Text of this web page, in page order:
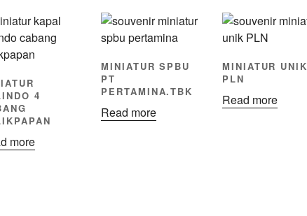
4
more
MINIATUR SPBU
PT
PERTAMINA.TBK
Read more
MINIATUR UNIK
PLN
Read more